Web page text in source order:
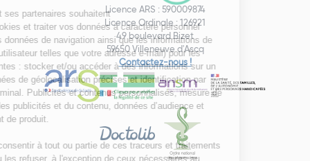
Licence ARS : 590009874
Licence Ordinale : 126921
49 boulevard Bizet
59650 Villeneuve d'Ascq
Contactez-nous !